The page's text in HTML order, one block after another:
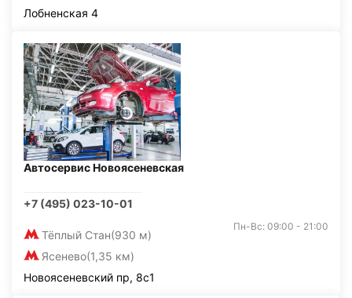
Лобненская 4
Автосервис Новоясеневская
+7 (495) 023-10-01
Тёплый Стан(930 м)
Ясенево(1,35 км)
Пн-Вс: 09:00 - 21:00
Новоясеневский пр, 8с1